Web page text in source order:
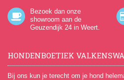
Bezoek dan onze
showroom aan de
Geuzendijk 24 in Weert.
HONDENBOETIEK
Bij ons kun je terecht om je hond